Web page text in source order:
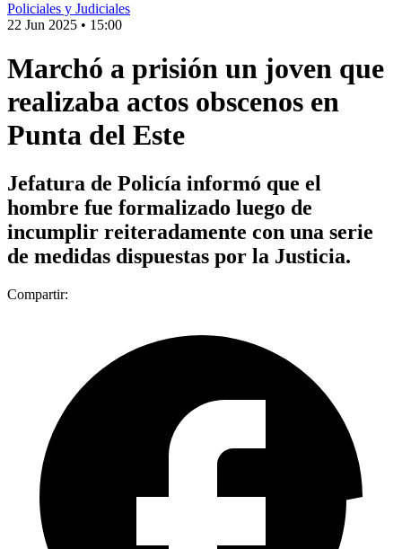
Policiales y Judiciales
22 Jun 2025 • 15:00
Marchó a prisión un joven que
realizaba actos obscenos en
Punta del Este
Jefatura de Policía informó que el
hombre fue formalizado luego de
incumplir reiteradamente con una serie
de medidas dispuestas por la Justicia.
Compartir: